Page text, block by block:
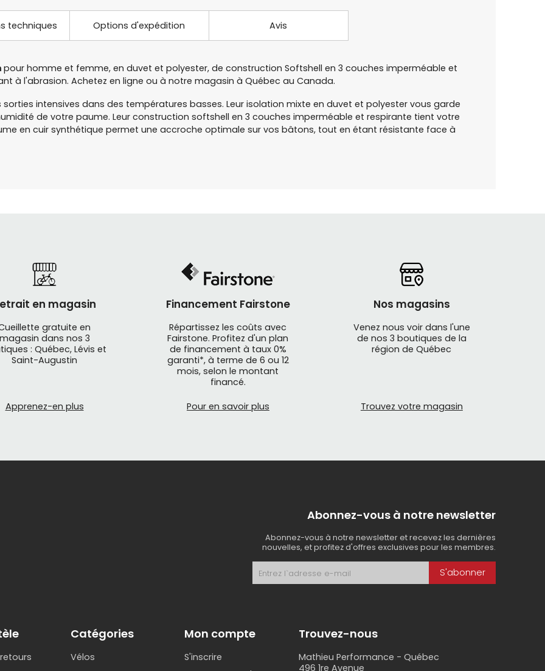
techniques Options d'expédition Avis
pour homme et femme, en duvet et polyester, de construction Softshell en 3 couches imperméable et
à l'abrasion. Achetez en ligne ou à notre magasin à Québec au Canada.
intensives dans des températures basses. Leur isolation mixte en duvet et polyester vous garde
de votre paume. Leur construction softshell en 3 couches imperméable et respirante tient votre
en cuir synthétique permet une accroche optimale sur vos bâtons, tout en étant résistante face à
en magasin
gratuite en
magasin dans nos 3
: Québec, Lévis et
Saint-Augustin
Apprenez-en plus
Financement Fairstone
Répartissez les coûts avec
Fairstone. Profitez d'un plan
de financement à taux 0%
garanti*, à terme de 6 ou 12
mois, selon le montant
financé.
Pour en savoir plus
Nos magasins
Venez nous voir dans l'une
de nos 3 boutiques de la
région de Québec
Trouvez votre magasin
Abonnez-vous à notre newsletter
Abonnez-vous à notre newsletter et recevez les dernières
nouvelles, et profitez d'offres exclusives pour les membres.
S'abonner
Catégories
Vélos
Mon compte
S'inscrire
Trouvez-nous
Mathieu Performance - Québec
496 1re Avenue